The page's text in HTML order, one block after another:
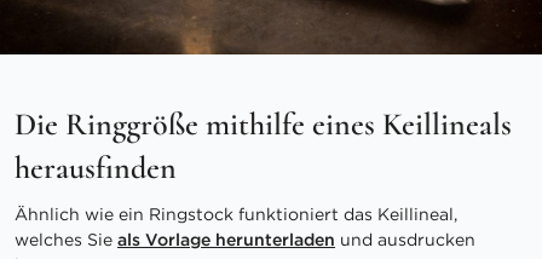
Die Ringgröße mithilfe eines Keillineals
herausfinden
Ähnlich wie ein Ringstock funktioniert das Keillineal,
welches Sie als Vorlage herunterladen und ausdrucken